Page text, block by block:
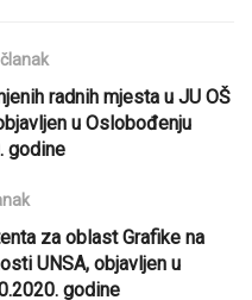
radnih mjesta u JU OŠ
u Oslobođenju
godine
za oblast Grafike na
UNSA, objavljen u
godine